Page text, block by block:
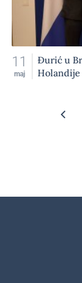
11
maj
Đurić u
Holandije